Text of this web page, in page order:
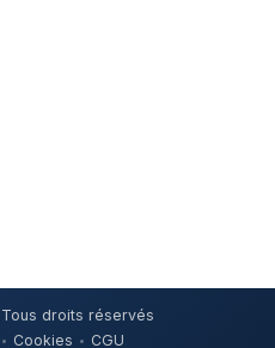
droits réservés
Cookies CGU